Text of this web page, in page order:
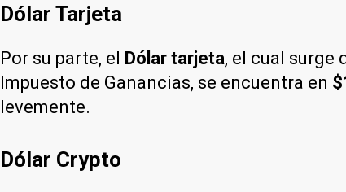
Dólar Tarjeta
Por su parte, el Dólar tarjeta, el cual surge
Impuesto de Ganancias, se encuentra en
levemente.
Dólar Crypto